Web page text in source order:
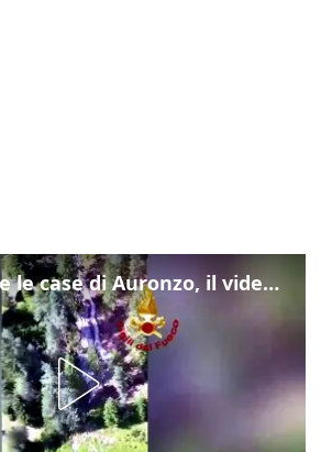
Frana lambisce le case di Auronzo, il video dall'elicottero dei vigili del fuoco